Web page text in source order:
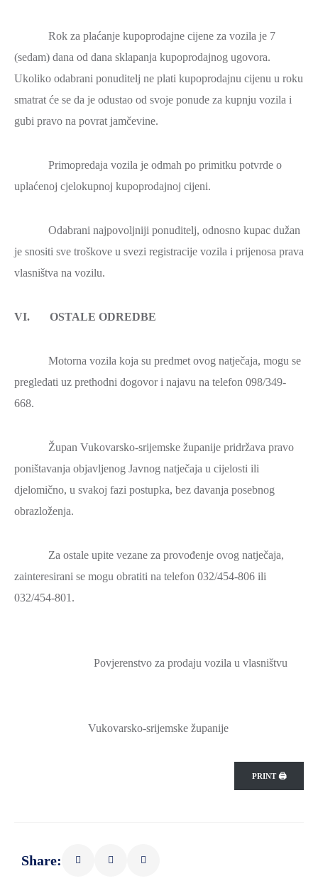
Rok za plaćanje kupoprodajne cijene za vozila je 7
(sedam) dana od dana sklapanja kupoprodajnog ugovora.
Ukoliko odabrani ponuditelj ne plati kupoprodajnu cijenu u roku
smatrat će se da je odustao od svoje ponude za kupnju vozila i
gubi pravo na povrat jamčevine.
Primopredaja vozila je odmah po primitku potvrde o
uplaćenoj cjelokupnoj kupoprodajnoj cijeni.
Odabrani najpovoljniji ponuditelj, odnosno kupac dužan
je snositi sve troškove u svezi registracije vozila i prijenosa prava
vlasništva na vozilu.
VI. OSTALE ODREDBE
Motorna vozila koja su predmet ovog natječaja, mogu se
pregledati uz prethodni dogovor i najavu na telefon 098/349-
668.
Župan Vukovarsko-srijemske županije pridržava pravo
poništavanja objavljenog Javnog natječaja u cijelosti ili
djelomično, u svakoj fazi postupka, bez davanja posebnog
obrazloženja.
Za ostale upite vezane za provođenje ovog natječaja,
zainteresirani se mogu obratiti na telefon 032/454-806 ili
032/454-801.
Povjerenstvo za prodaju vozila u vlasništvu
Vukovarsko-srijemske županije
PRINT 🖨
Share: